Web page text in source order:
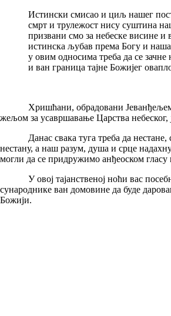
Истински смисао и циљ нашег
смрт и трулежост нису суштина
призвани смо за небеске висине и
истинска љубав према Богу и наша
у овим односима треба да се зачне
и ван граница тајне Божијег
Хришћани, обрадовани Јеванђељем
жељом за усавршавање Царства
Данас свака туга треба да нестане,
нестану, а наш разум, душа и срце
могли да се придружимо анђеоском гласу
У овој тајанственој ноћи вас посебно
сународнике ван домовине да буде
Божији.